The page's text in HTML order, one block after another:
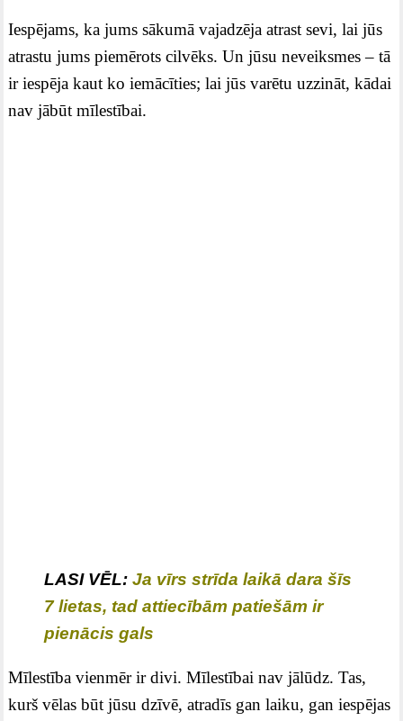
Iespējams, ka jums sākumā vajadzēja atrast sevi, lai jūs
atrastu jums piemērots cilvēks. Un jūsu neveiksmes – tā
ir iespēja kaut ko iemācīties; lai jūs varētu uzzināt, kādai
nav jābūt mīlestībai.
LASI VĒL:Ja vīrs strīda laikā dara šīs
7 lietas, tad attiecībām patiešām ir
pienācis gals
Mīlestība vienmēr ir divi. Mīlestībai nav jālūdz. Tas,
kurš vēlas būt jūsu dzīvē, atradīs gan laiku, gan iespējas